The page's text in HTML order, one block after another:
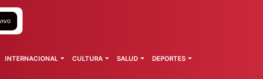
INTERNACIONAL CULTURA SALUD DEPORTES